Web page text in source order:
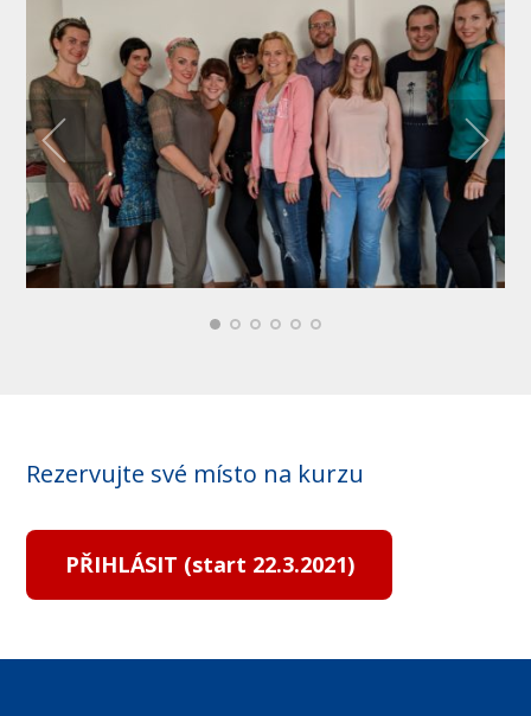
Rezervujte své místo na kurzu
PŘIHLÁSIT (start 22.3.2021)